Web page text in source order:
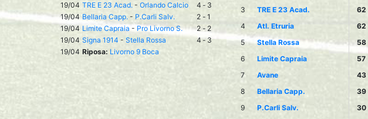
19/04 TRE E 23 Acad. - Orlando Calcio 4 - 3
19/04 Bellaria Capp. - P.Carli Salv. 2 - 1
19/04 Limite Capraia - Pro Livorno S. 2 - 2
19/04 Signa 1914 - Stella Rossa 4-3
19/04 Riposa: Livorno 9 Boca
3
TRE E 23 Acad. 62
4
Atl. Etruria 62
5
Stella Rossa 58
6
Limite Capraia 57
7
Avane 43
8
Bellaria Capp. 39
9
P.Carli Salv. 30